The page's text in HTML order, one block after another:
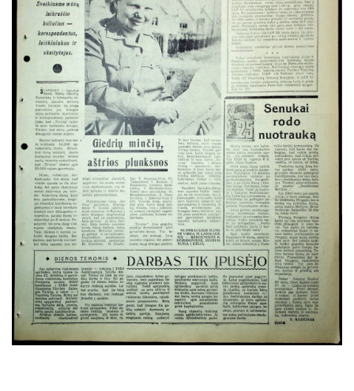
1972
1971
1970
Sausis
Vasaris
Kovas
Balandis
Gegužė
Birželis
Liepa
Rugpjūtis